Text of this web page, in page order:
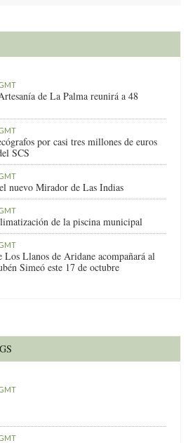
de La Palma reunirá a 48
por casi tres millones de euros
SCS
nuevo Mirador de Las Indias
de la piscina municipal
Los Llanos de Aridane acompañará al
Simeó este 17 de octubre